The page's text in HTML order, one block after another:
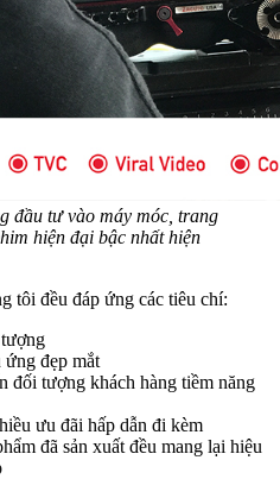
đầu tư vào máy móc, trang
hiện đại bậc nhất hiện
tôi đều đáp ứng các tiêu chí:
đẹp mắt
đối tượng khách hàng tiềm năng
ưu đãi hấp dẫn đi kèm
đã sản xuất đều mang lại hiệu